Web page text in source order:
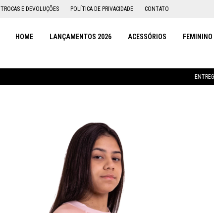
TROCAS E DEVOLUÇÕES POLÍTICA DE PRIVACIDADE CONTATO
HOME LANÇAMENTOS 2026 ACESSÓRIOS FEMININO
ENTREGAMOS